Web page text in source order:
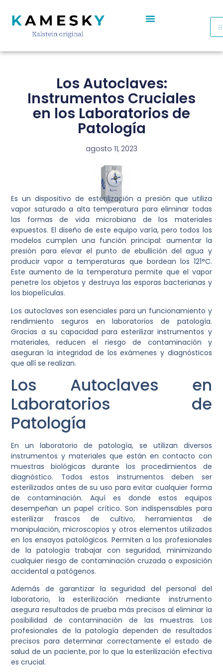
Los Autoclaves:
Instrumentos Cruciales
en los Laboratorios de
Patología
agosto 11, 2023
Es un dispositivo de esterilización a presión que utiliza
vapor saturado a alta temperatura para eliminar todas
las formas de vida microbiana de los materiales
expuestos. El diseño de este equipo varía, pero todos los
modelos cumplen una función principal: aumentar la
presión para elevar el punto de ebullición del agua y
producir vapor a temperaturas que bordean los 121°C.
Este aumento de la temperatura permite que el vapor
penetre los objetos y destruya las esporas bacterianas y
los biopelículas.
Los autoclaves son esenciales para un funcionamiento y
rendimiento seguros en laboratorios de patología.
Gracias a su capacidad para esterilizar instrumentos y
materiales, reducen el riesgo de contaminación y
aseguran la integridad de los exámenes y diagnósticos
que allí se realizan.
Los Autoclaves en
Laboratorios de
Patología
En un laboratorio de patología, se utilizan diversos
instrumentos y materiales que están en contacto con
muestras biológicas durante los procedimientos de
diagnóstico. Todos estos instrumentos deben ser
esterilizados antes de su uso para evitar cualquier forma
de contaminación. Aquí es donde estos equipos
desempeñan un papel crítico. Son indispensables para
esterilizar frascos de cultivo, herramientas de
manipulación, microscopios y otros elementos utilizados
en los ensayos patológicos. Permiten a los profesionales
de la patología trabajar con seguridad, minimizando
cualquier riesgo de contaminación cruzada o exposición
accidental a patógenos.
Además de garantizar la seguridad del personal del
laboratorio, la esterilización mediante instrumento
asegura resultados de prueba más precisos al eliminar la
posibilidad de contaminación de las muestras. Los
profesionales de la patología dependen de resultados
precisos para determinar correctamente el estado de
salud de un paciente, por lo que la esterilización efectiva
es crucial.